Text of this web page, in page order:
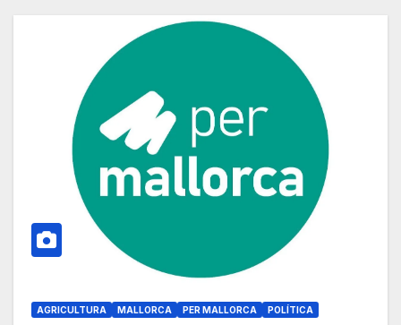
AGRICULTURA MALLORCA PER MALLORCA POLÍTICA